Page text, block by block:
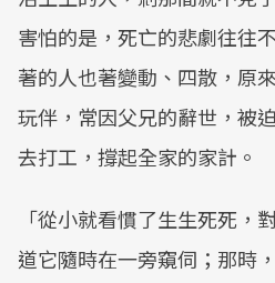
害怕的是，死亡的悲劇往往
著的人也著變動、四散，原
玩伴，常因父兄的辭世，被
去打工，撐起全家的家計。
「從小就看慣了生生死死，
道它隨時在一旁窺伺；那時